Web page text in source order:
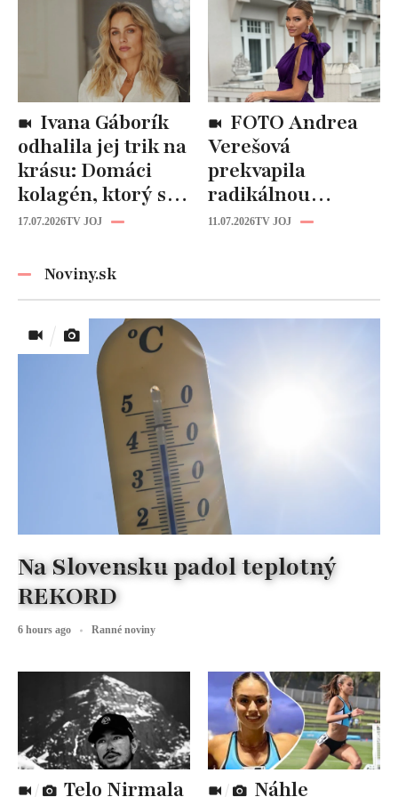
kozmetika
späť!
odhalila jej trik na
krásu: Domáci
kolagén, ktorý si
zvládnete
17.07.2026TV JOJ
Verešová
prekvapila
radikálnou
zmenou účesu: Je
11.07.2026TV JOJ
Noviny.sk
Na Slovensku padol teplotný
REKORD
6 hours ago Ranné noviny